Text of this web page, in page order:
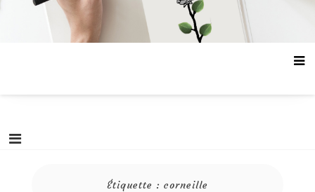
Étiquette : corneille